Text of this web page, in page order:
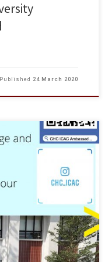
Published 24 March 2020
使。這是我們的Facebook
follow一下我們，以後多
We are the 2019/20 ICAC
Facebook page and
like our page. […]